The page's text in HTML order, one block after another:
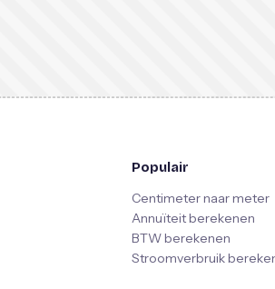
Populair
Centimeter naar meter
Annuïteit berekenen
BTW berekenen
Stroomverbruik